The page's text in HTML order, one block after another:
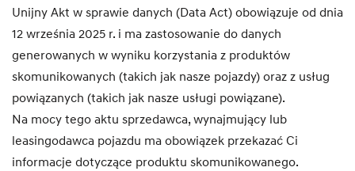
Unijny Akt w sprawie danych (Data Act) obowiązuje od dnia
12 września 2025 r. i ma zastosowanie do danych
generowanych w wyniku korzystania z produktów
skomunikowanych (takich jak nasze pojazdy) oraz z usług
powiązanych (takich jak nasze usługi powiązane).
Na mocy tego aktu sprzedawca, wynajmujący lub
leasingodawca pojazdu ma obowiązek przekazać Ci
informacje dotyczące produktu skomunikowanego.